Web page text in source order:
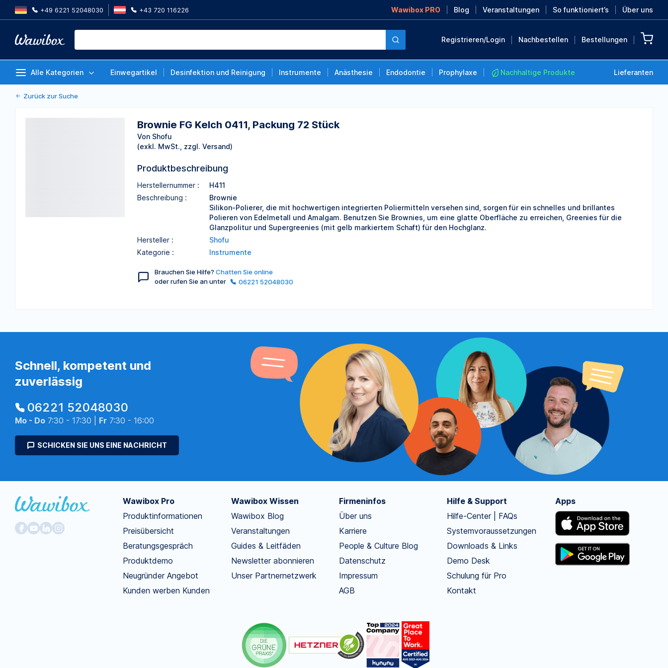
+49 6221 52048030 +43 720 116226 Wawibox PRO Blog Veranstaltungen So funktioniert’s Über uns
Registrieren/Login Nachbestellen Bestellungen
Alle Kategorien Einwegartikel Desinfektion und Reinigung Instrumente Anästhesie Endodontie Prophylaxe Nachhaltige Produkte Lieferanten
Von Shofu
Zurück zur Suche
Brownie FG Kelch 0411, Packung 72 Stück
Von Shofu
(exkl. MwSt., zzgl. Versand)
Produktbeschreibung
Herstellernummer :
H411
Beschreibung :
Brownie
Silikon-Polierer, die mit hochwertigen integrierten Poliermitteln versehen sind, sorgen für ein schnelles und brillantes
Polieren von Edelmetall und Amalgam. Benutzen Sie Brownies, um eine glatte Oberfläche zu erreichen, Greenies für die
Glanzpolitur und Supergreenies (mit gelb markiertem Schaft) für den Hochglanz.
Hersteller :
Shofu
Kategorie :
Instrumente
Brauchen Sie Hilfe? Chatten Sie online
oder rufen Sie an unter
06221 52048030
Schnell, kompetent und
zuverlässig
06221 52048030
Mo - Do 7:30 - 17:30 | Fr 7:30 - 16:00
SCHICKEN SIE UNS EINE NACHRICHT
Wawibox Pro
Produktinformationen
Preisübersicht
Beratungsgespräch
Produktdemo
Neugründer Angebot
Kunden werben Kunden
Wawibox Wissen
Wawibox Blog
Veranstaltungen
Guides & Leitfäden
Newsletter abonnieren
Unser Partnernetzwerk
Firmeninfos
Über uns
Karriere
People & Culture Blog
Datenschutz
Impressum
AGB
Hilfe & Support
Hilfe-Center | FAQs
Systemvoraussetzungen
Downloads & Links
Demo Desk
Schulung für Pro
Kontakt
Apps